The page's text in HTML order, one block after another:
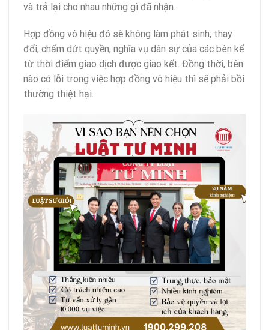
và trả lại cho nhau những gì đã nhận.
Hợp đồng vô hiệu đó sẽ không làm phát sinh, thay
đổi, chấm dứt quyền, nghĩa vụ dân sự của các bên kể
từ thời điểm giao dịch được giao kết. Đồng thời, bên
nào có lỗi trong việc hợp đồng vô hiệu thì sẽ phải bồi
thường thiệt hại.